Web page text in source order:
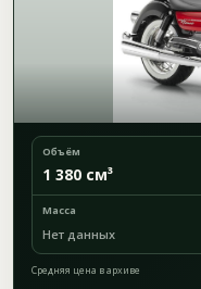
Объём
1 380 см³
Масса
Нет данных
Средняя цена в архиве